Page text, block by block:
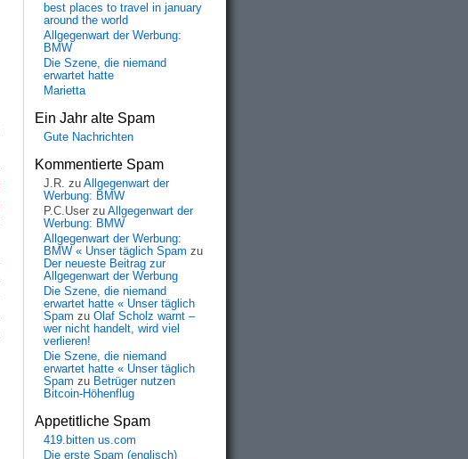
best places to travel in january
around the world
Allgegenwart der Werbung:
BMW
Die Szene, die niemand
erwartet hatte
Marietta
Ein Jahr alte Spam
Gute Nachrichten
Kommentierte Spam
J.R. zu Allgegenwart der
Werbung: BMW
P.C.User zu Allgegenwart der
Werbung: BMW
Allgegenwart der Werbung:
BMW « Unser täglich Spam zu
Der neueste Beitrag zur
Allgegenwart der Werbung
Die Szene, die niemand
erwartet hatte « Unser täglich
Spam zu Olaf Scholz warnt –
wer nicht handelt, wird viel
verlieren!
Die Szene, die niemand
erwartet hatte « Unser täglich
Spam zu Betrüger nutzen
Bitcoin-Höhenflug
Appetitliche Spam
419.bitten us.com
Die erste Spam (englisch)